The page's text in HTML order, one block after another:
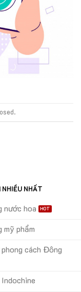
NHIỀU NHẤT
nước hoa
mỹ phẩm
cách Đông